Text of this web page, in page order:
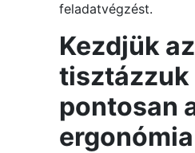
feladatvégzést.
Kezdjük
tisztázzuk
pontosan
ergonómia